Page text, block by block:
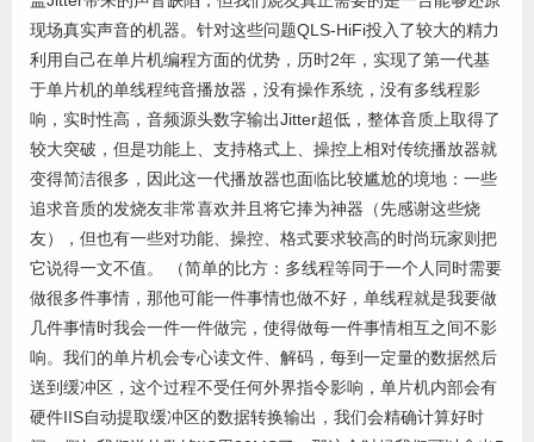
现场真实声音的机器。针对这些问题QLS-HiFi投入了较大的精力
利用自己在单片机编程方面的优势，历时2年，实现了第一代基
于单片机的单线程纯音播放器，没有操作系统，没有多线程影
响，实时性高，音频源头数字输出Jitter超低，整体音质上取得了
较大突破，但是功能上、支持格式上、操控上相对传统播放器就
变得简洁很多，因此这一代播放器也面临比较尴尬的境地：一些
追求音质的发烧友非常喜欢并且将它捧为神器（先感谢这些烧
友），但也有一些对功能、操控、格式要求较高的时尚玩家则把
它说得一文不值。 （简单的比方：多线程等同于一个人同时需要
做很多件事情，那他可能一件事情也做不好，单线程就是我要做
几件事情时我会一件一件做完，使得做每一件事情相互之间不影
响。我们的单片机会专心读文件、解码，每到一定量的数据然后
送到缓冲区，这个过程不受任何外界指令影响，单片机内部会有
硬件IIS自动提取缓冲区的数据转换输出，我们会精确计算好时